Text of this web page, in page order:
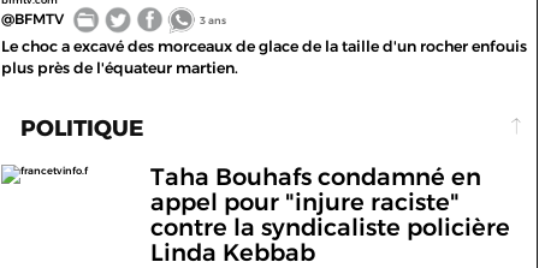
@BFMTV 3 ans
Le choc a excavé des morceaux de glace de la taille d'un rocher enfouis
plus près de l'équateur martien.
POLITIQUE
francetvinfo.f
Taha Bouhafs condamné en
appel pour "injure raciste"
contre la syndicaliste policière
Linda Kebbab